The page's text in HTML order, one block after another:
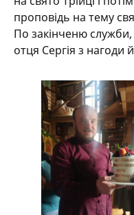
проповідь на тему
По закінченю
отця Сергія з